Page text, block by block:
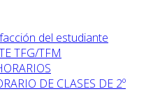
del estudiante
TFG/TFM
DE CLASES DE 2º